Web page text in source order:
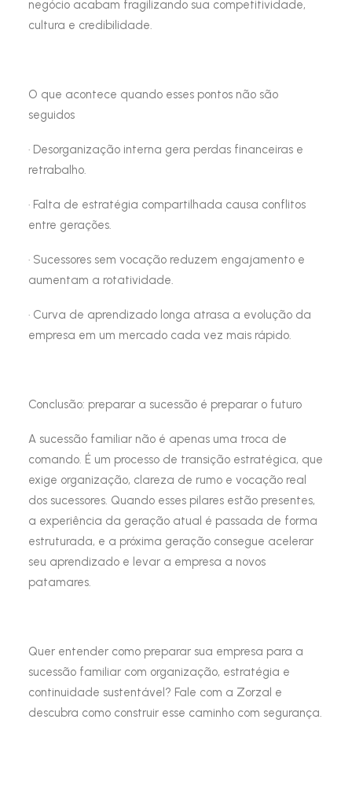
negócio acabam fragilizando sua competitividade,
cultura e credibilidade.
O que acontece quando esses pontos não são
seguidos
· Desorganização interna gera perdas financeiras e
retrabalho.
· Falta de estratégia compartilhada causa conflitos
entre gerações.
· Sucessores sem vocação reduzem engajamento e
aumentam a rotatividade.
· Curva de aprendizado longa atrasa a evolução da
empresa em um mercado cada vez mais rápido.
Conclusão: preparar a sucessão é preparar o futuro
A sucessão familiar não é apenas uma troca de
comando. É um processo de transição estratégica, que
exige organização, clareza de rumo e vocação real
dos sucessores. Quando esses pilares estão presentes,
a experiência da geração atual é passada de forma
estruturada, e a próxima geração consegue acelerar
seu aprendizado e levar a empresa a novos
patamares.
Quer entender como preparar sua empresa para a
sucessão familiar com organização, estratégia e
continuidade sustentável? Fale com a Zorzal e
descubra como construir esse caminho com segurança.